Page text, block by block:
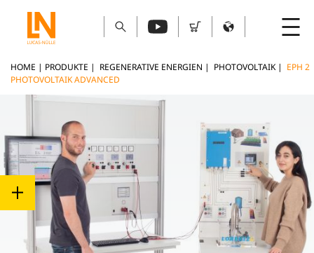
HOME | PRODUKTE | REGENERATIVE ENERGIEN | PHOTOVOLTAIK | EPH 2
PHOTOVOLTAIK ADVANCED